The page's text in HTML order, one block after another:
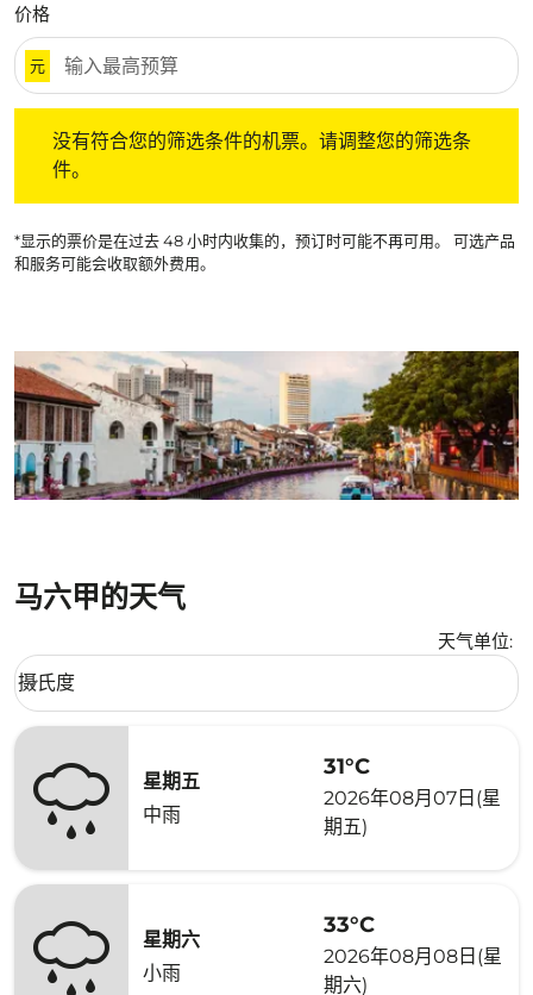
价格
元
没有符合您的筛选条件的机票。请调整您的筛选条
件。
*显示的票价是在过去 48 小时内收集的，预订时可能不再可用。 可选产品
和服务可能会收取额外费用。
马六甲的天气
天气单位:
Weather unit option 摄氏度 Selected
摄氏度
keyboard_arrow_down
星期五
中雨
31°C
2026年08月07日(星
期五)
星期六
小雨
33°C
2026年08月08日(星
期六)